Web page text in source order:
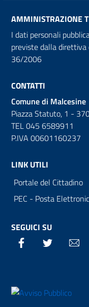
AMMINISTRAZIONE
I dati personali
previste dalla
36/2006
CONTATTI
Comune di Malcesine
Piazza Statuto, 1 -
TEL 045 6589911
P.IVA 00601160237
LINK UTILI
Portale del Cittadino
PEC - Posta
SEGUICI SU
Facebook Twitter